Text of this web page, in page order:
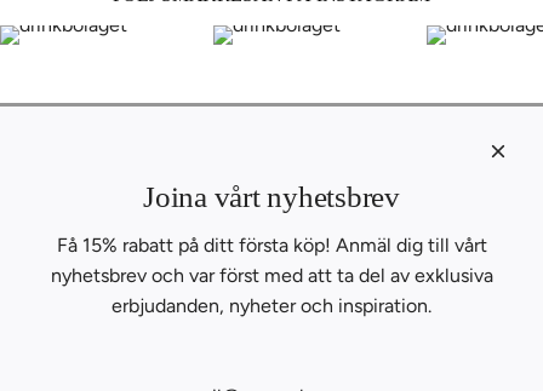
Om oss
Kontakta oss
B2B
INSPIRATION
BLOGG
Joina vårt nyhetsbrev
Få 15% rabatt på ditt första köp! Anmäl dig till vårt
nyhetsbrev och var först med att ta del av exklusiva
erbjudanden, nyheter och inspiration.